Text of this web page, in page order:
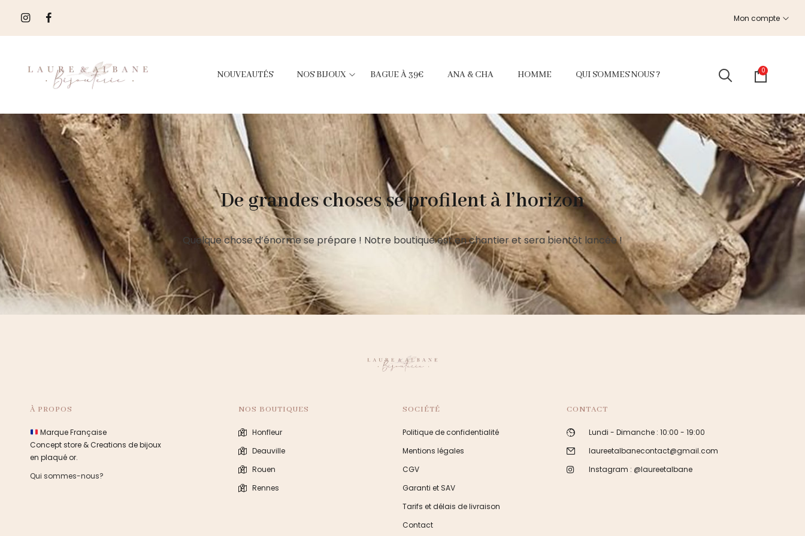
Mon compte
NOUVEAUTÉS NOS BIJOUX BAGUE À 39€ ANA & CHA HOMME QUI SOMMES NOUS ? 0
De grandes choses se profilent à l’horizon
Quelque chose d’énorme se prépare ! Notre boutique est en chantier et sera bientôt lancée !
À PROPOS
Marque Française
Concept store & Creations de bijoux
en plaqué or.
Qui sommes-nous?
NOS BOUTIQUES
Honfleur
Deauville
Rouen
Rennes
SOCIÉTÉ
Politique de confidentialité
Mentions légales
CGV
Garanti et SAV
Tarifs et délais de livraison
Contact
CONTACT
Lundi - Dimanche : 10:00 - 19:00
laureetalbanecontact@gmail.com
Instagram : @laureetalbane